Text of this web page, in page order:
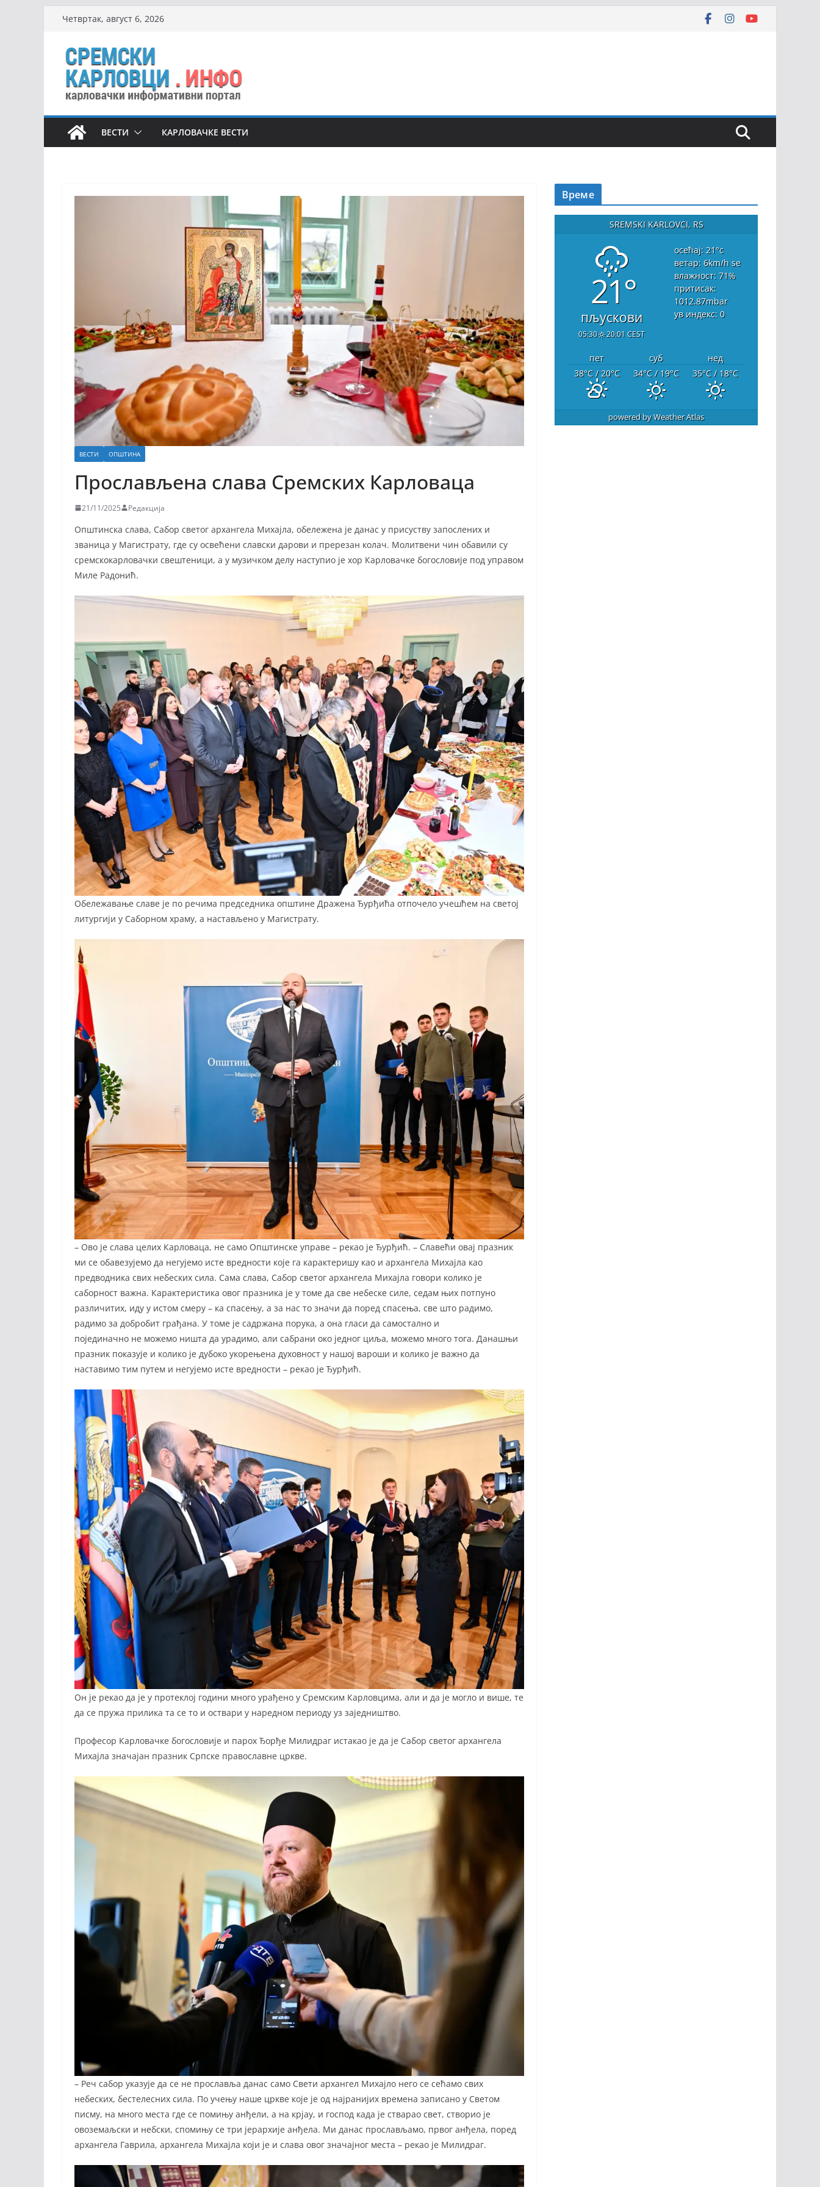
content
Четвртак, август 6, 2026
ВЕСТИ КАРЛОВАЧКЕ ВЕСТИ
ВЕСТИ ОПШТИНА
Прослављена слава Сремских Карловаца
21/11/2025 Редакција
Општинска слава, Сабор светог архангела Михајла, обележена је данас у присуству запослених и
званица у Магистрату, где су освећени славски дарови и пререзан колач. Молитвени чин обавили су
сремскокарловачки свештеници, а у музичком делу наступио је хор Карловачке богословије под управом
Миле Радонић.
Обележавање славе је по речима председника општине Дражена Ђурђића отпочело учешћем на светој
литургији у Саборном храму, а настављено у Магистрату.
– Ово је слава целих Карловаца, не само Општинске управе – рекао је Ђурђић. – Славећи овај празник
ми се обавезујемо да негујемо исте вредности које га карактеришу као и архангела Михајла као
предводника свих небеских сила. Сама слава, Сабор светог архангела Михајла говори колико је
саборност важна. Карактеристика овог празника је у томе да све небеске силе, седам њих потпуно
различитих, иду у истом смеру – ка спасењу, а за нас то значи да поред спасења, све што радимо,
радимо за добробит грађана. У томе је садржана порука, а она гласи да самостално и
појединачно не можемо ништа да урадимо, али сабрани око једног циља, можемо много тога. Данашњи
празник показује и колико је дубоко укорењена духовност у нашој вароши и колико је важно да
наставимо тим путем и негујемо исте вредности – рекао је Ђурђић.
Он је рекао да је у протеклој години много урађено у Сремским Карловцима, али и да је могло и више, те
да се пружа прилика та се то и оствари у наредном периоду уз заједништво.
Професор Карловачке богословије и парох Ђорђе Милидраг истакао је да је Сабор светог архангела
Михајла значајан празник Српске православне цркве.
– Реч сабор указује да се не прославља данас само Свети архангел Михајло него се сећамо свих
небеских, бестелесних сила. По учењу наше цркве које је од најранијих времена записано у Светом
писму, на много места где се помињу анђели, а на крјау, и господ када је стварао свет, створио је
овоземаљски и небски, спомињу се три јерархије анђела. Ми данас прослављамо, првог анђела, поред
архангела Гаврила, архангела Михајла који је и слава овог значајног места – рекао је Милидраг.
Време
SREMSKI KARLOVCI, RS
21°
пљускови
05:30 20:01 CEST
осећај: 21°c
ветар: 6km/hse
влажност: 71%
притисак:
1012.87mbar
ув индекс: 0
пет суб
нед
38°C/ 20°C 34°C/ 19°C 35°C/ 18°C
powered byWeather Atlas